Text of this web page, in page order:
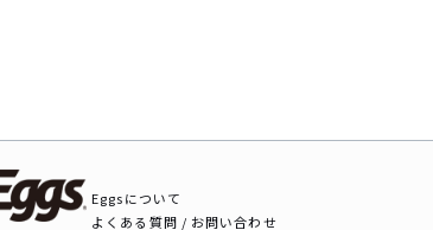
Eggsについて
よくある質問 / お問い合わせ